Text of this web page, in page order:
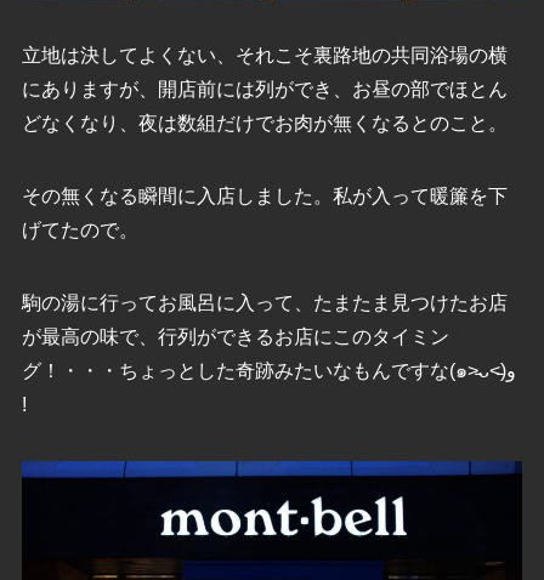
立地は決してよくない、それこそ裏路地の共同浴場の横
にありますが、開店前には列ができ、お昼の部でほとん
どなくなり、夜は数組だけでお肉が無くなるとのこと。
その無くなる瞬間に入店しました。私が入って暖簾を下
げてたので。
駒の湯に行ってお風呂に入って、たまたま見つけたお店
が最高の味で、行列ができるお店にこのタイミン
グ！・・・ちょっとした奇跡みたいなもんですな(๑˃̵ᴗ˂̵)و
!